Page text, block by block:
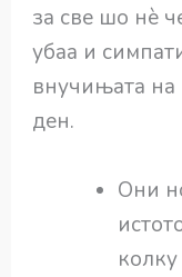
за све шо нѐ
убаа и
внучињата на
ден.
Они